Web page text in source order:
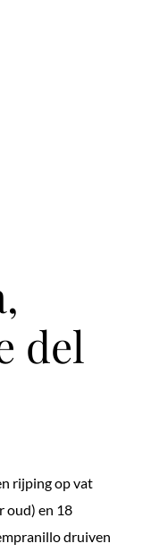
del
rijping op vat
oud) en 18
druiven